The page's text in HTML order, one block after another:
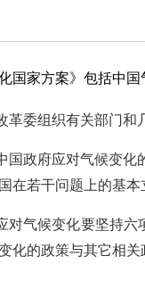
国家方案》包括中
革委组织有关部门
国政府应对气候变化
在若干问题上的基
对气候变化要坚持
化的政策与其它相